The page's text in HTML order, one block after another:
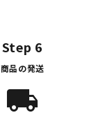
Step 6
商品の発送
local_shipping